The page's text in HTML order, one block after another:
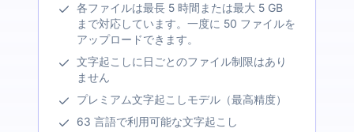
各ファイルは最長 5 時間または最大 5 GB
まで対応しています。一度に 50 ファイルを
アップロードできます。
文字起こしに日ごとのファイル制限はあり
ません
プレミアム文字起こしモデル（最高精度）
63 言語で利用可能な文字起こし